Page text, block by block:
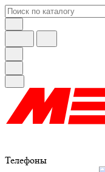
Телефоны